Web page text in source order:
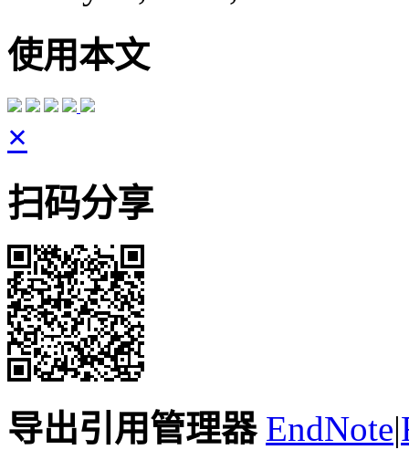
使用本文
×
扫码分享
导出引用管理器 EndNote|